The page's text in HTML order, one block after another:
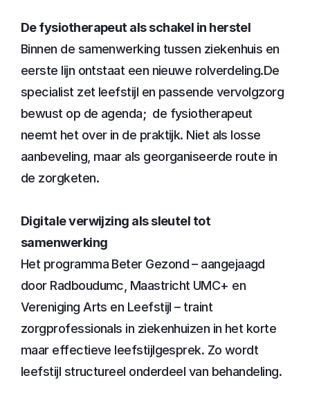
De fysiotherapeut als schakel in herstel
Binnen de samenwerking tussen ziekenhuis en
eerste lijn ontstaat een nieuwe rolverdeling.De
specialist zet leefstijl en passende vervolgzorg
bewust op de agenda;  de fysiotherapeut
neemt het over in de praktijk. Niet als losse
aanbeveling, maar als georganiseerde route in
de zorgketen.
Digitale verwijzing als sleutel tot
samenwerking
Het programma Beter Gezond – aangejaagd
door Radboudumc, Maastricht UMC+ en
Vereniging Arts en Leefstijl – traint
zorgprofessionals in ziekenhuizen in het korte
maar effectieve leefstijlgesprek. Zo wordt
leefstijl structureel onderdeel van behandeling.